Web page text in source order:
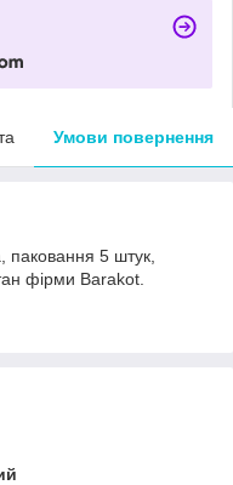
Умови повернення
паковання 5 штук,
фірми Barakot.